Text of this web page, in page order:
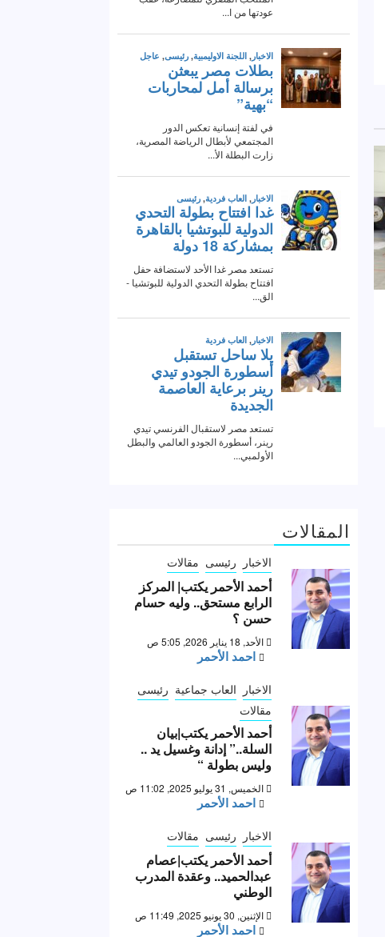
المقالات
الاخبار رئيسى مقالات
أحمد الأحمر يكتب| المركز
الرابع مستحق.. وليه حسام
حسن ؟
الأحد, 18 يناير 2026, 5:05 ص
احمد الأحمر
الاخبار العاب جماعية رئيسى
مقالات
أحمد الأحمر يكتب|بيان
السلة..” إدانة وغسيل يد ..
وليس بطولة “
الخميس, 31 يوليو 2025, 11:02 ص
احمد الأحمر
الاخبار رئيسى مقالات
أحمد الأحمر يكتب|عصام
عبدالحميد.. وعقدة المدرب
الوطني
الإثنين, 30 يونيو 2025, 11:49 ص
احمد الأحمر